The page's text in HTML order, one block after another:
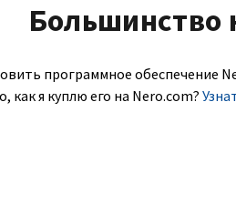
Большинство
программное обеспечение
как я куплю его на Nero.com?